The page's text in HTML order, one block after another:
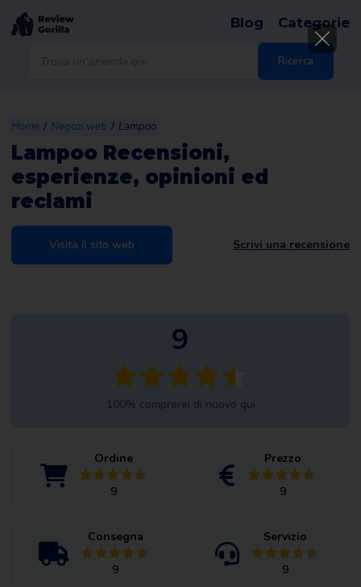
Ricerca
Blog Categorie
Home / Negozi web / Lampoo
Lampoo Recensioni,
esperienze, opinioni ed
reclami
Visita il sito web Scrivi una recensione
Ordine
9
Prezzo
9
Consegna
9
Servizio
9
9
100% comprerei di nuovo qui